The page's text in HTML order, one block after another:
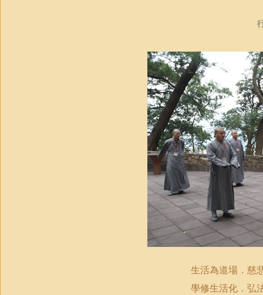
生活為道場．慈
學修生活化．弘